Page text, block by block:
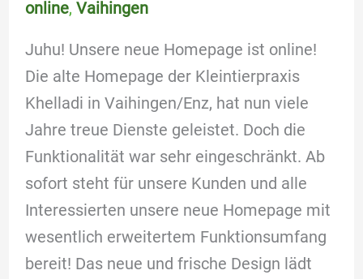
online, Vaihingen
Juhu! Unsere neue Homepage ist online!
Die alte Homepage der Kleintierpraxis
Khelladi in Vaihingen/Enz, hat nun viele
Jahre treue Dienste geleistet. Doch die
Funktionalität war sehr eingeschränkt. Ab
sofort steht für unsere Kunden und alle
Interessierten unsere neue Homepage mit
wesentlich erweitertem Funktionsumfang
bereit! Das neue und frische Design lädt